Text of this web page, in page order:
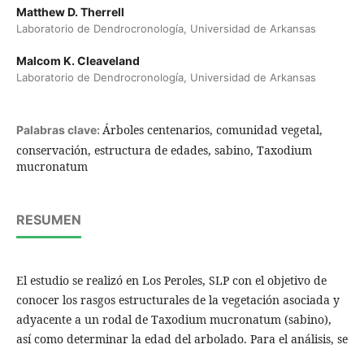
Matthew D. Therrell
Laboratorio de Dendrocronología, Universidad de Arkansas
Malcom K. Cleaveland
Laboratorio de Dendrocronología, Universidad de Arkansas
Palabras clave: Árboles centenarios, comunidad vegetal,
conservación, estructura de edades, sabino, Taxodium
mucronatum
RESUMEN
El estudio se realizó en Los Peroles, SLP con el objetivo de
conocer los rasgos estructurales de la vegetación asociada y
adyacente a un rodal de Taxodium mucronatum (sabino),
así como determinar la edad del arbolado. Para el análisis, se